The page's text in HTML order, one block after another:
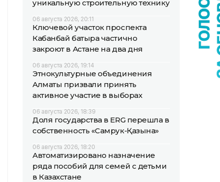
уникальную строительную технику
06 августа 2026, 20:11
Ключевой участок проспекта
Кабанбай батыра частично
закроют в Астане на два дня
06 августа 2026, 19:14
Этнокультурные объединения
Алматы призвали принять
активное участие в выборах
06 августа 2026, 18:39
Доля государства в ERG перешла в
собственность «Самрук-Қазына»
06 августа 2026, 18:20
Автоматизировано назначение
ряда пособий для семей с детьми
в Казахстане